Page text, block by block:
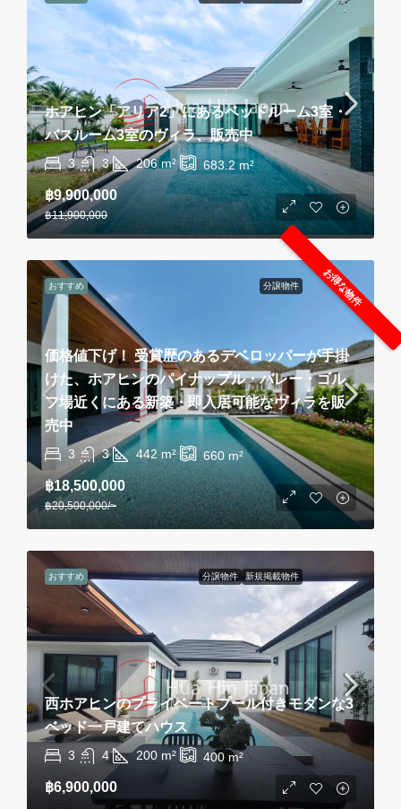
ホアヒン「アリア2」にあるベッドルーム3室・
バスルーム3室のヴィラ、販売中
3 3 206 m² 683.2m²
฿9,900,000
฿11,900,000
おすすめ 分譲物件 お得な物件
価格値下げ！ 受賞歴のあるデベロッパーが手掛
けた、ホアヒンのパイナップル・バレー・ゴル
フ場近くにある新築・即入居可能なヴィラを販
売中
3 3 442 m² 660 m²
฿18,500,000
฿20,500,000/~
おすすめ 分譲物件 新規掲載物件
西ホアヒンのプライベートプール付きモダンな3
ベッド一戸建てハウス
3 4 200 m² 400 m²
฿6,900,000